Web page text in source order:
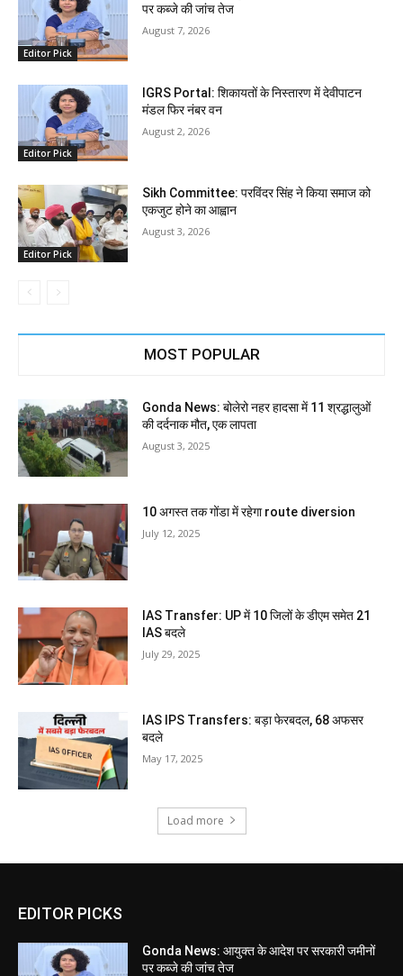
Editor Pick
पर कब्जे की जांच तेज
August 7, 2026
Editor Pick
IGRS Portal: शिकायतों के निस्तारण में देवीपाटन
मंडल फिर नंबर वन
August 2, 2026
Editor Pick
Sikh Committee: परविंदर सिंह ने किया समाज को
एकजुट होने का आह्वान
August 3, 2026
MOST POPULAR
Gonda News: बोलेरो नहर हादसा में 11 श्रद्धालुओं
की दर्दनाक मौत, एक लापता
August 3, 2025
10 अगस्त तक गोंडा में रहेगा route diversion
July 12, 2025
IAS Transfer: UP में 10 जिलों के डीएम समेत 21
IAS बदले
July 29, 2025
IAS IPS Transfers: बड़ा फेरबदल, 68 अफसर
बदले
May 17, 2025
Load more
EDITOR PICKS
Gonda News: आयुक्त के आदेश पर सरकारी जमीनों
पर कब्जे की जांच तेज